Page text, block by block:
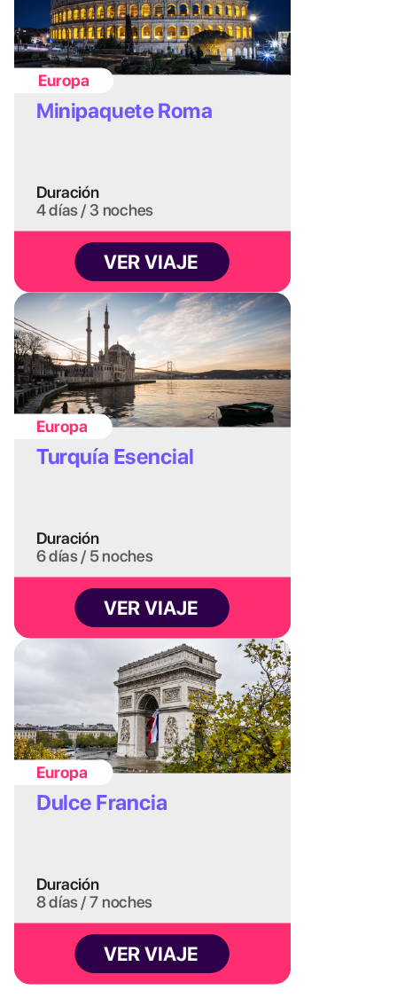
ocres y una luz mágica, ideal para paseos
tranquilos y cenas a la luz de las velas.